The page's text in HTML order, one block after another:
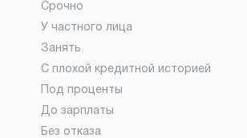
Срочно
У частного лица
Занять
С плохой кредитной историей
Под проценты
До зарплаты
Без отказа